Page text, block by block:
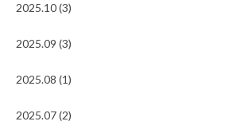
2025.10 (3)
2025.09 (3)
2025.08 (1)
2025.07 (2)